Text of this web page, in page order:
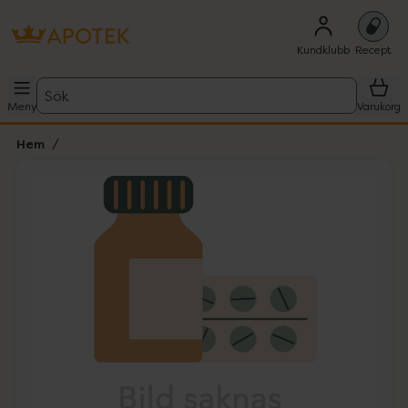
Kundklubb Recept
Meny
Sök
Varukorg
Hem
Lista: . Innehåller 1 objekt.